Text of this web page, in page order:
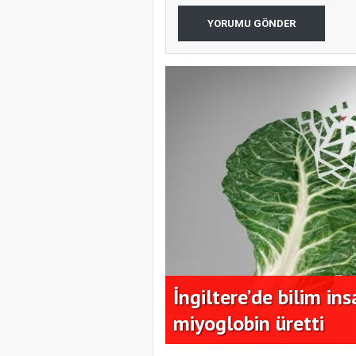
YORUMU GÖNDER
İngiltere’de bilim
miyoglobin üretti